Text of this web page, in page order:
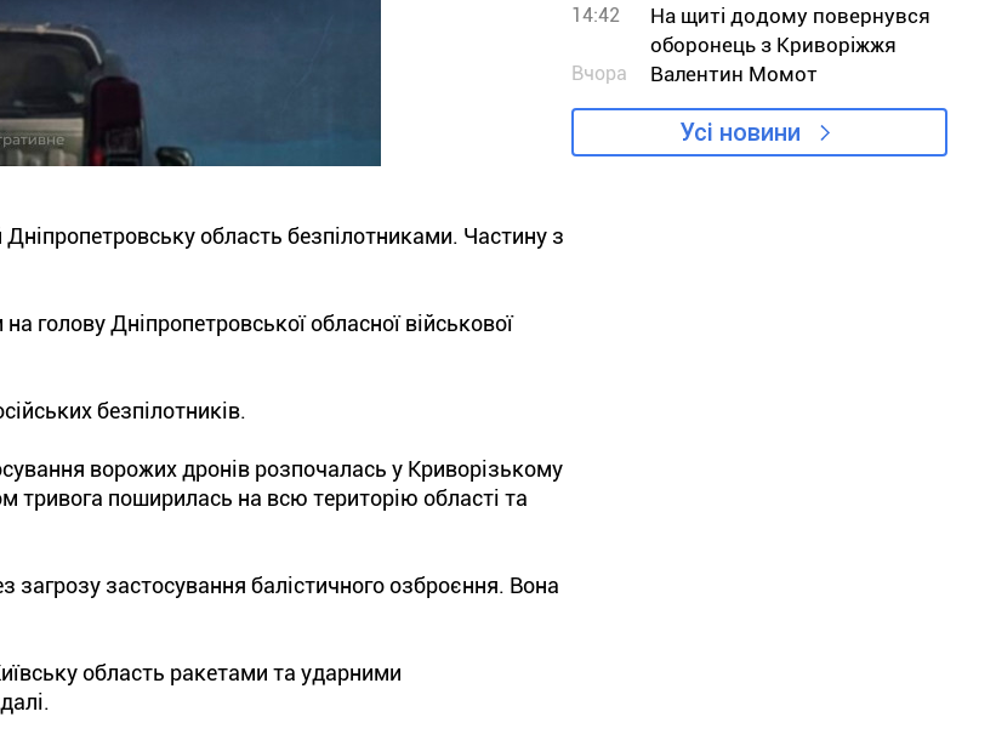
область безпілотниками. Частину з
голову Дніпропетровської обласної військової
безпілотників.
ворожих дронів розпочалась у Криворізькому
тривога поширилась на всю територію області та
загрозу застосування балістичного озброєння. Вона
область ракетами та ударними
14:42
Вчора
На щиті додому повернувся
оборонець з Криворіжжя
Валентин Момот
Усі новини